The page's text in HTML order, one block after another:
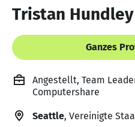
Tristan Hundley
Ganzes
Angestellt, Team
Computershare
Seattle, Vereinigte